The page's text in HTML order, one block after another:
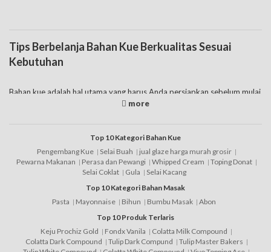
Tips Berbelanja Bahan Kue Berkualitas Sesuai
Kebutuhan
Bahan kue adalah hal utama yang harus Anda persiapkan sebelum mulai
eksekusi pembuatannya. Pada dasarnya seperti yang diketahui
produk impor, bahan kue murahmerklokal sampai dengan bahan kue
dengan kebutuhan.
Namun juga harus diketahui bahwa tak semua toko menjual secara
eceran. Banyak diantaranya yang jual bahan kue grosir, sehingga harus
dicek terlebih dahulu sebelum membelinya. Berbicara mengenai harga
bahan kue murah, namun juga ada yang menawarkan harga cukup
mahal, tergantung dari merknya. Adapun beberapa tipsnya bagi Anda
dalam berbelanja produk tersebut, yaitu:
Top 10 Kategori Bahan Kue
Pengembang Kue
Selai Buah
jual glaze harga murah grosir
Pewarna Makanan
Perasa dan Pewangi Whipped Cream
Toping Donat
Selai Coklat
Gula
Selai Kacang
Top 10 Kategori Bahan Masak
Pasta
Mayonnaise Bihun Bumbu Masak
Abon
Top 10 Produk Terlaris
Keju Prochiz Gold
Fondx Vanila
Colatta Milk Compound
Colatta Dark Compound
Tulip Dark Compund
Tulip Master Bakers